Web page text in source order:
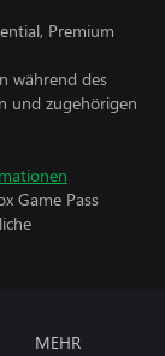
Premium
während des
und zugehörigen
Game Pass
MEHR